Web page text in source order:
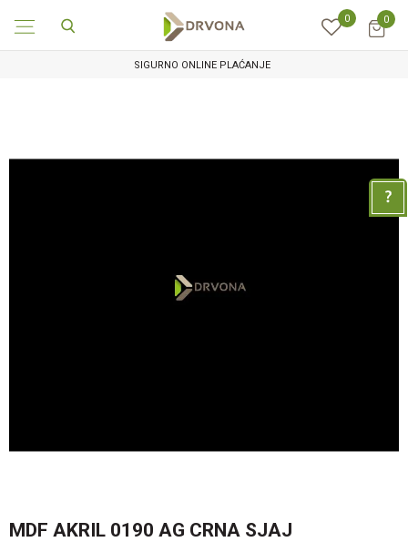
0 0
SIGURNO ONLINE PLAĆANJE
MDF AKRIL 0190 AG CRNA SJAJ